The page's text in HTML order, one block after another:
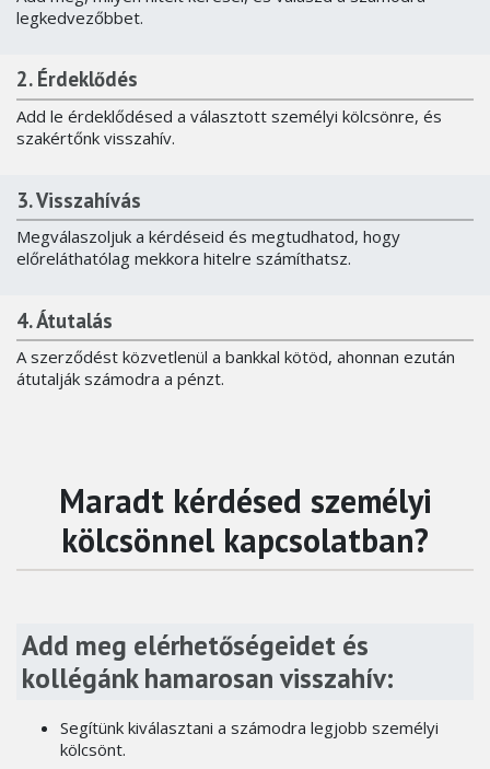
legkedvezőbbet.
2. Érdeklődés
Add le érdeklődésed a választott személyi kölcsönre, és
szakértőnk visszahív.
3. Visszahívás
Megválaszoljuk a kérdéseid és megtudhatod, hogy
előreláthatólag mekkora hitelre számíthatsz.
4. Átutalás
A szerződést közvetlenül a bankkal kötöd, ahonnan ezután
átutalják számodra a pénzt.
Maradt kérdésed személyi
kölcsönnel kapcsolatban?
Add meg elérhetőségeidet és
kollégánk hamarosan visszahív:
Segítünk kiválasztani a számodra legjobb személyi
kölcsönt.